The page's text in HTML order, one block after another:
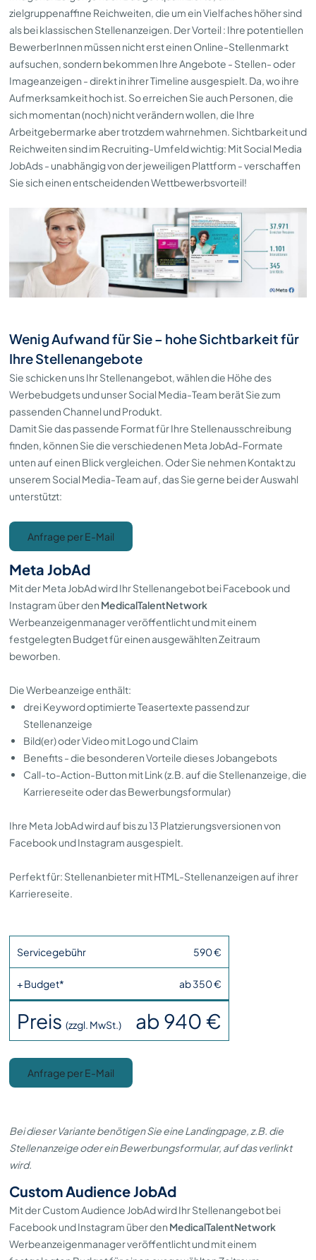
zielgruppenaffine Reichweiten, die um ein Vielfaches höher sind
als bei klassischen Stellenanzeigen. Der Vorteil : Ihre potentiellen
BewerberInnen müssen nicht erst einen Online-Stellenmarkt
aufsuchen, sondern bekommen Ihre Angebote - Stellen- oder
Imageanzeigen - direkt in ihrer Timeline ausgespielt. Da, wo ihre
Aufmerksamkeit hoch ist. So erreichen Sie auch Personen, die
sich momentan (noch) nicht verändern wollen, die Ihre
Arbeitgebermarke aber trotzdem wahrnehmen. Sichtbarkeit und
Reichweiten sind im Recruiting-Umfeld wichtig: Mit Social Media
JobAds - unabhängig von der jeweiligen Plattform - verschaffen
Sie sich einen entscheidenden Wettbewerbsvorteil!
Wenig Aufwand für Sie – hohe Sichtbarkeit für
Ihre Stellenangebote
Sie schicken uns Ihr Stellenangebot, wählen die Höhe des
Werbebudgets und unser Social Media-Team berät Sie zum
passenden Channel und Produkt.
Damit Sie das passende Format für Ihre Stellenausschreibung
finden, können Sie die verschiedenen Meta JobAd-Formate
unten auf einen Blick vergleichen. Oder Sie nehmen Kontakt zu
unserem Social Media-Team auf, das Sie gerne bei der Auswahl
unterstützt:
Anfrage per E-Mail
Meta JobAd
Mit der Meta JobAd wird Ihr Stellenangebot bei Facebook und
Instagram über den MedicalTalentNetwork
Werbeanzeigenmanager veröffentlicht und mit einem
festgelegten Budget für einen ausgewählten Zeitraum
beworben.
Die Werbeanzeige enthält:
drei Keyword optimierte Teasertexte passend zur
Stellenanzeige
Bild(er) oder Video mit Logo und Claim
Benefits - die besonderen Vorteile dieses Jobangebots
Call-to-Action-Button mit Link (z.B. auf die Stellenanzeige, die
Karriereseite oder das Bewerbungsformular)
Ihre Meta JobAd wird auf bis zu 13 Platzierungsversionen von
Facebook und Instagram ausgespielt.
Perfekt für: Stellenanbieter mit HTML-Stellenanzeigen auf ihrer
Karriereseite.
Servicegebühr 590 €
+ Budget* ab 350 €
Preis (zzgl. MwSt.) ab 940 €
Anfrage per E-Mail
Bei dieser Variante benötigen Sie eine Landingpage, z.B. die
Stellenanzeige oder ein Bewerbungsformular, auf das verlinkt
wird.
Custom Audience JobAd
Mit der Custom Audience JobAd wird Ihr Stellenangebot bei
Facebook und Instagram über den MedicalTalentNetwork
Werbeanzeigenmanager veröffentlicht und mit einem